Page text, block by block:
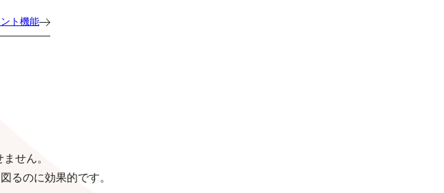
ト機能
せん。
るのに効果的です。